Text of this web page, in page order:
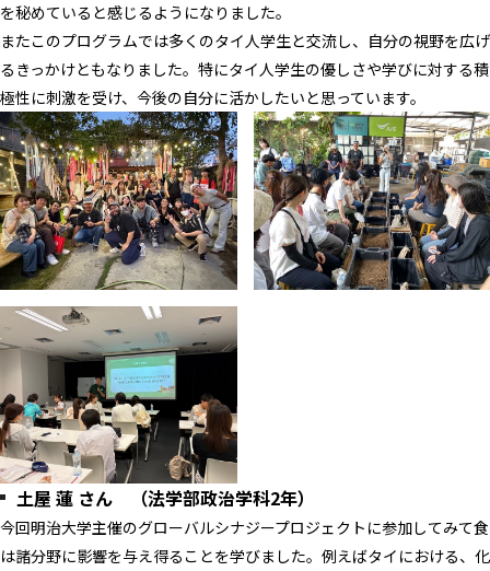
を秘めていると感じるようになりました。
またこのプログラムでは多くのタイ人学生と交流し、自分の視野を広げ
るきっかけともなりました。特にタイ人学生の優しさや学びに対する積
極性に刺激を受け、今後の自分に活かしたいと思っています。
土屋 蓮 さん （法学部政治学科2年）
今回明治大学主催のグローバルシナジープロジェクトに参加してみて食
は諸分野に影響を与え得ることを学びました。例えばタイにおける、化